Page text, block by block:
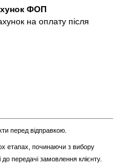
ФОП
на оплату після
перед відправкою.
етапах, починаючи з вибору
до передачі замовлення клієнту.